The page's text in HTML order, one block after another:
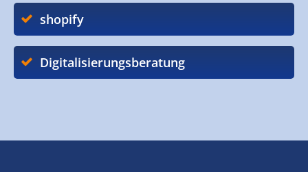
shopify
Digitalisierungsberatung